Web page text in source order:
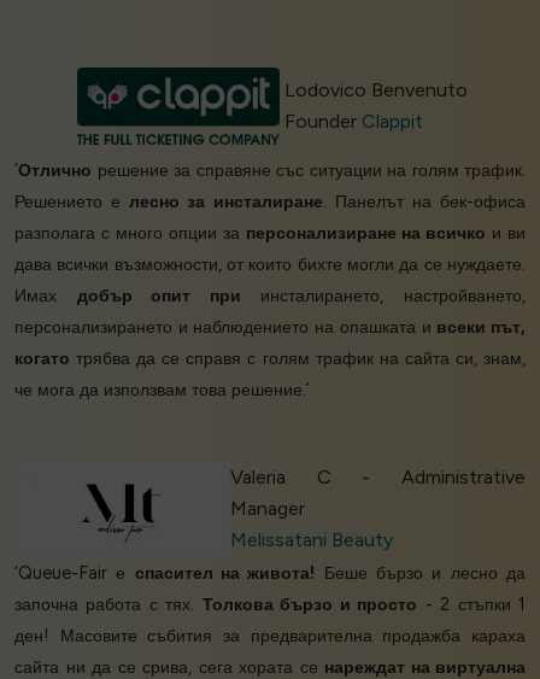
Lodovico Benvenuto
Founder Clappit
‘Отлично решение за справяне със ситуации на голям трафик.
Решението е лесно за инсталиране . Панелът на бек-офиса
разполага с много опции за персонализиране на всичко и ви
дава всички възможности, от които бихте могли да се нуждаете.
Имах добър опит при инсталирането, настройването,
персонализирането и наблюдението на опашката и всеки път,
когато трябва да се справя с голям трафик на сайта си, знам,
че мога да използвам това решение.’
Valeria C - Administrative
Manager
Melissatani Beauty
‘Queue-Fair е спасител на живота! Беше бързо и лесно да
започна работа с тях. Толкова бързо и просто - 2 стъпки 1
ден! Масовите събития за предварителна продажба караха
сайта ни да се срива, сега хората се нареждат на виртуална